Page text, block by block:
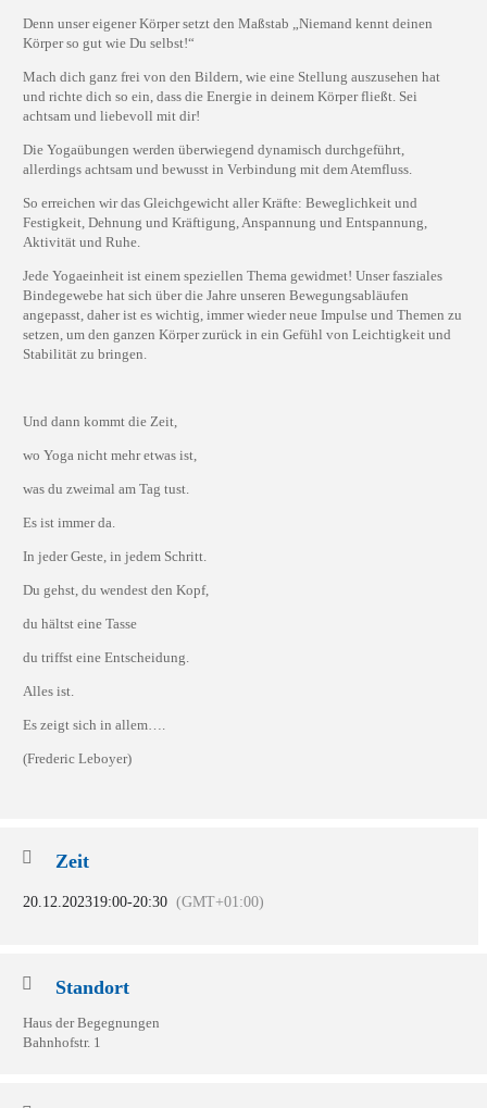
Denn unser eigener Körper setzt den Maßstab „Niemand kennt deinen
Körper so gut wie Du selbst!“
Mach dich ganz frei von den Bildern, wie eine Stellung auszusehen hat
und richte dich so ein, dass die Energie in deinem Körper fließt. Sei
achtsam und liebevoll mit dir!
Die Yogaübungen werden überwiegend dynamisch durchgeführt,
allerdings achtsam und bewusst in Verbindung mit dem Atemfluss.
So erreichen wir das Gleichgewicht aller Kräfte: Beweglichkeit und
Festigkeit, Dehnung und Kräftigung, Anspannung und Entspannung,
Aktivität und Ruhe.
Jede Yogaeinheit ist einem speziellen Thema gewidmet! Unser fasziales
Bindegewebe hat sich über die Jahre unseren Bewegungsabläufen
angepasst, daher ist es wichtig, immer wieder neue Impulse und Themen zu
setzen, um den ganzen Körper zurück in ein Gefühl von Leichtigkeit und
Stabilität zu bringen.
Und dann kommt die Zeit,
wo Yoga nicht mehr etwas ist,
was du zweimal am Tag tust.
Es ist immer da.
In jeder Geste, in jedem Schritt.
Du gehst, du wendest den Kopf,
du hältst eine Tasse
du triffst eine Entscheidung.
Alles ist.
Es zeigt sich in allem….
(Frederic Leboyer)
Zeit
20.12.202319:00-20:30 (GMT+01:00)
Standort
Haus der Begegnungen
Bahnhofstr. 1